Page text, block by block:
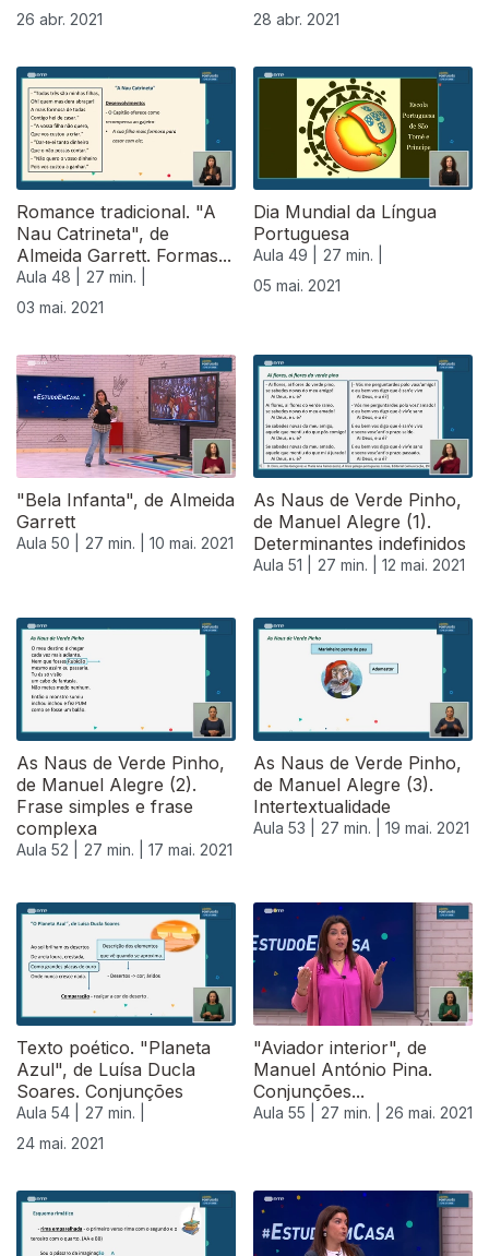
26 abr. 2021
28 abr. 2021
Romance tradicional. "A
Nau Catrineta", de
Almeida Garrett. Formas...
Aula 48 |
27 min. |
03 mai. 2021
Dia Mundial da Língua
Portuguesa
Aula 49 |
27 min. |
05 mai. 2021
"Bela Infanta", de Almeida
Garrett
Aula 50 | 27 min. | 10 mai. 2021
As Naus de Verde Pinho,
de Manuel Alegre (1).
Determinantes indefinidos
Aula 51 | 27 min. | 12 mai. 2021
As Naus de Verde Pinho,
de Manuel Alegre (2).
Frase simples e frase
complexa
Aula 52 | 27 min. | 17 mai. 2021
As Naus de Verde Pinho,
de Manuel Alegre (3).
Intertextualidade
Aula 53 | 27 min. | 19 mai. 2021
Texto poético. "Planeta
Azul", de Luísa Ducla
Soares. Conjunções
Aula 54 |
27 min. |
24 mai. 2021
"Aviador interior", de
Manuel António Pina.
Conjunções...
Aula 55 | 27 min. | 26 mai. 2021